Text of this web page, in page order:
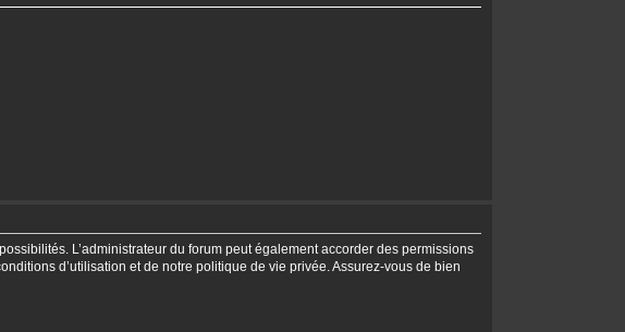
L’administrateur du forum peut également accorder des permissions
d’utilisation et de notre politique de vie privée. Assurez-vous de bien